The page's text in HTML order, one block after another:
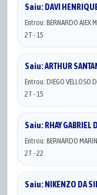
Saiu: DAVI
Entrou: BERNARDO AIEX
2T - 15
Saiu: ARTHUR
Entrou: DIEGO VELLOSO
2T - 15
Saiu: RHAY GABRIEL
Entrou: BERNARDO
2T - 22
Saiu: NIKENZO DA